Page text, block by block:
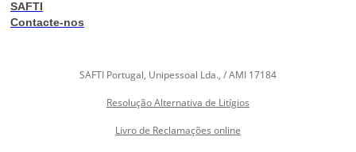
SAFTI
Contacte-nos
SAFTI Portugal, Unipessoal Lda., / AMI 17184
Resolução Alternativa de Litígios
Livro de Reclamações online